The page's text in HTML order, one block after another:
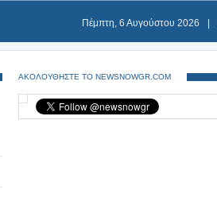
Πέμπτη, 6 Αυγούστου 2026
ΑΚΟΛΟΥΘΗΣΤΕ ΤΟ NEWSNOWGR.COM